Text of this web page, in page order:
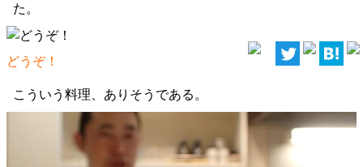
た。
どうぞ！
こういう料理、ありそうである。